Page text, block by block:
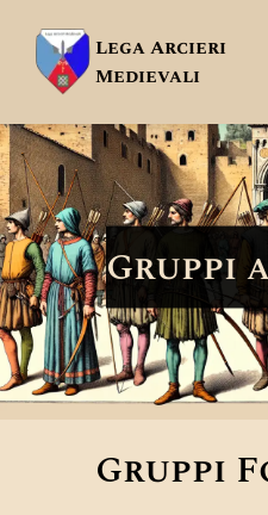
Lega Arcieri
Medievali
Gruppi
Gruppi